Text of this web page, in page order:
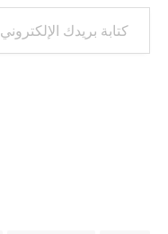
كتابة بريدك الإلكتروني...